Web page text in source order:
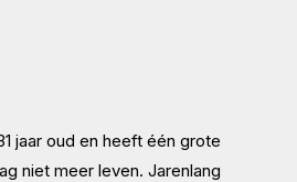
jaar oud en heeft één grote
niet meer leven. Jarenlang